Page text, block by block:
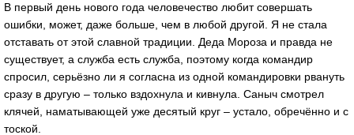
В первый день нового года человечество любит совершать
ошибки, может, даже больше, чем в любой другой. Я не стала
отставать от этой славной традиции. Деда Мороза и правда не
существует, а служба есть служба, поэтому когда командир
спросил, серьёзно ли я согласна из одной командировки рвануть
сразу в другую – только вздохнула и кивнула. Саныч смотрел
клячей, наматывающей уже десятый круг – устало, обречённо и с
тоской.